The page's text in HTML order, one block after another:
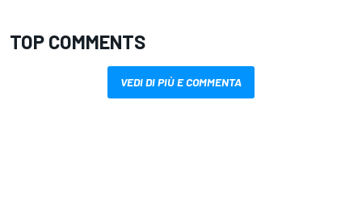
TOP COMMENTS
VEDI DI PIÙ E COMMENTA